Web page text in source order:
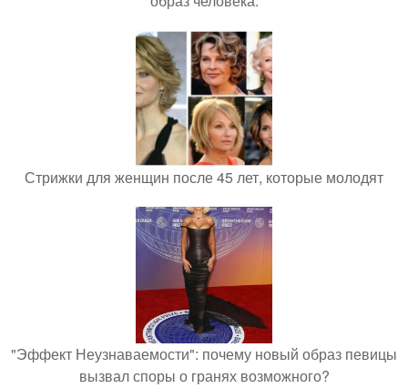
Стрижки для женщин после 45 лет, которые молодят
"Эффект Неузнаваемости": почему новый образ певицы
вызвал споры о гранях возможного?